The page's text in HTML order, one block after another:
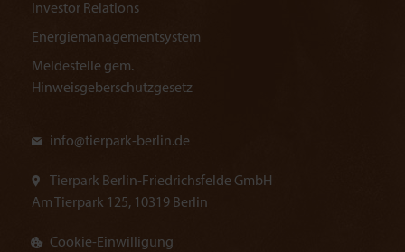
Investor Relations
Energiemanagementsystem
Meldestelle gem.
Hinweisgeberschutzgesetz
info@tierpark-berlin.de
Tierpark Berlin-Friedrichsfelde GmbH
Am Tierpark 125, 10319 Berlin
Cookie-Einwilligung